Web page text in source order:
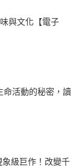
與文化【電子
活動的秘密，讀
級巨作！改變千